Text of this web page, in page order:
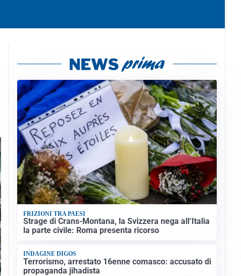
FRIZIONI TRA PAESI
Strage di Crans-Montana, la Svizzera nega all’Italia
la parte civile: Roma presenta ricorso
INDAGINE DIGOS
Terrorismo, arrestato 16enne comasco: accusato di
propaganda jihadista